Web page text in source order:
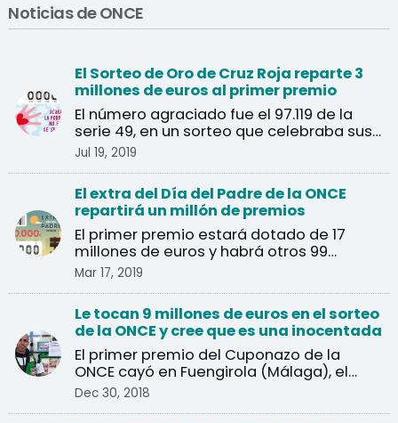
Noticias de ONCE
El Sorteo de Oro de Cruz Roja reparte 3
millones de euros al primer premio
El número agraciado fue el 97.119 de la
serie 49, en un sorteo que celebraba sus
40 años.
Jul 19, 2019
El extra del Día del Padre de la ONCE
repartirá un millón de premios
El primer premio estará dotado de 17
millones de euros y habrá otros 99
premios de 40.000 euros.
Mar 17, 2019
Le tocan 9 millones de euros en el sorteo
de la ONCE y cree que es una inocentada
El primer premio del Cuponazo de la
ONCE cayó en Fuengirola (Málaga), el
Dec 30, 2018